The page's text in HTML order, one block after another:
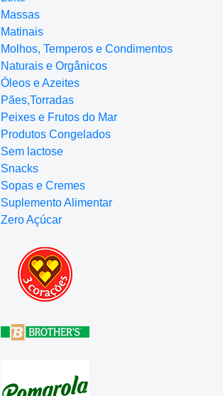
Massas
Matinais
Molhos, Temperos e Condimentos
Naturais e Orgânicos
Óleos e Azeites
Pães,Torradas
Peixes e Frutos do Mar
Produtos Congelados
Sem lactose
Snacks
Sopas e Cremes
Suplemento Alimentar
Zero Açúcar